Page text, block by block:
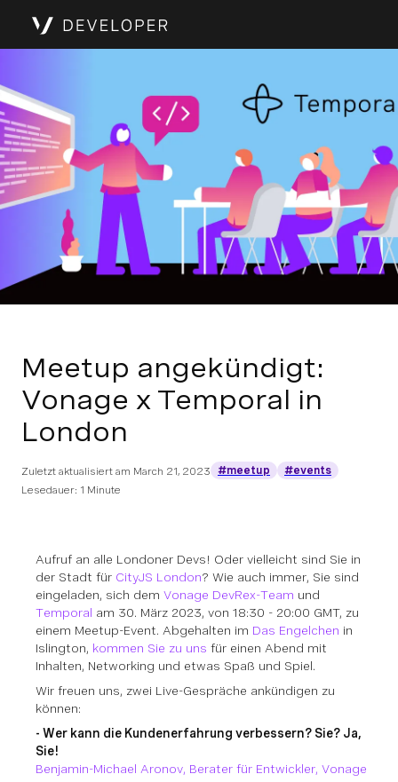
Meetup angekündigt:
Vonage x Temporal in
London
Zuletzt aktualisiert am March 21, 2023 #meetup
#events
Lesedauer: 1 Minute
Aufruf an alle Londoner Devs! Oder vielleicht sind Sie in
der Stadt für CityJS London? Wie auch immer, Sie sind
eingeladen, sich dem Vonage DevRex-Team und
Temporal am 30. März 2023, von 18:30 - 20:00 GMT, zu
einem Meetup-Event. Abgehalten im Das Engelchen in
Islington, kommen Sie zu uns für einen Abend mit
Inhalten, Networking und etwas Spaß und Spiel.
Wir freuen uns, zwei Live-Gespräche ankündigen zu
können:
- Wer kann die Kundenerfahrung verbessern? Sie? Ja,
Sie!
Benjamin-Michael Aronov, Berater für Entwickler, Vonage